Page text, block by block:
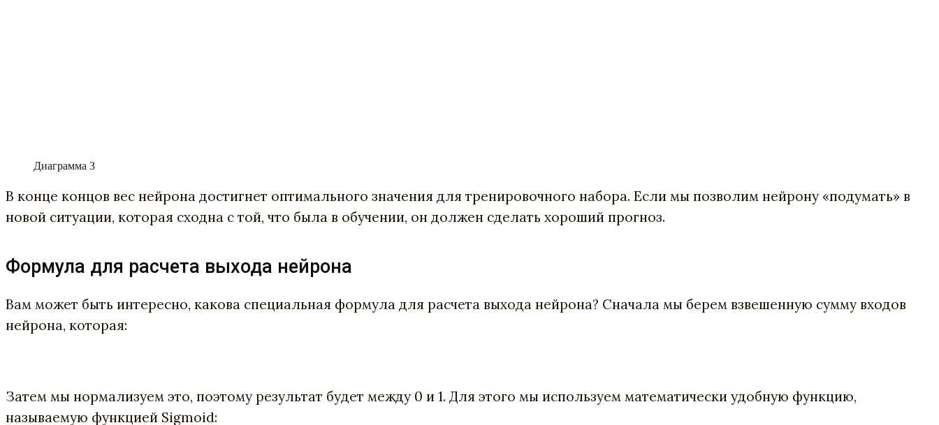
Диаграмма 3
В конце концов вес нейрона достигнет оптимального значения для тренировочного набора. Если мы позволим нейрону «подумать» в
новой ситуации, которая сходна с той, что была в обучении, он должен сделать хороший прогноз.
Формула для расчета выхода нейрона
Вам может быть интересно, какова специальная формула для расчета выхода нейрона? Сначала мы берем взвешенную сумму входов
нейрона, которая:
Затем мы нормализуем это, поэтому результат будет между 0 и 1. Для этого мы используем математически удобную функцию,
называемую функцией Sigmoid: